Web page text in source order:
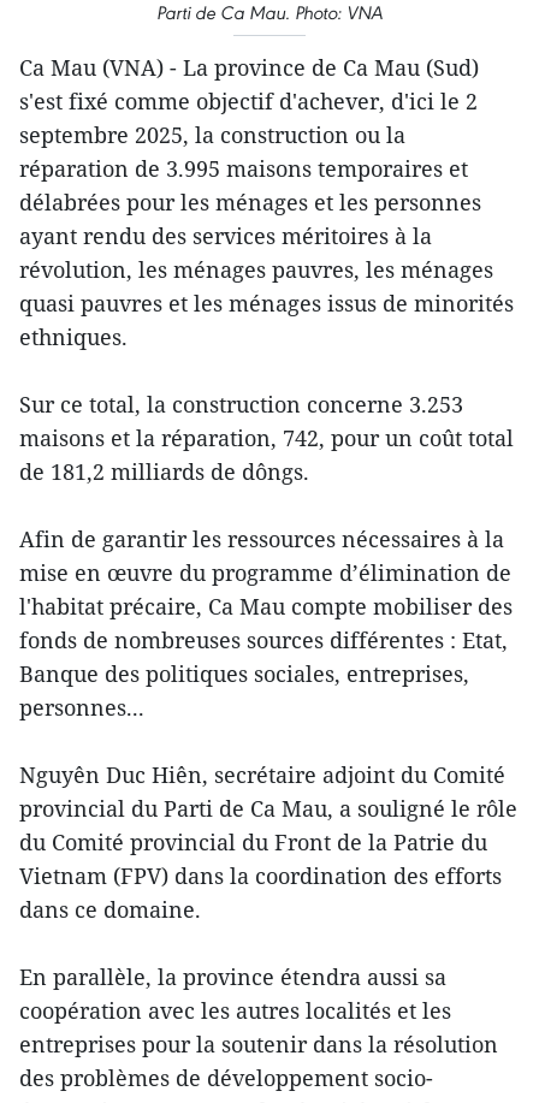
Parti de Ca Mau. Photo: VNA
Ca Mau (VNA) - La province de Ca Mau (Sud)
s'est fixé comme objectif d'achever, d'ici le 2
septembre 2025, la construction ou la
réparation de 3.995 maisons temporaires et
délabrées pour les ménages et les personnes
ayant rendu des services méritoires à la
révolution, les ménages pauvres, les ménages
quasi pauvres et les ménages issus de minorités
ethniques.
Sur ce total, la construction concerne 3.253
maisons et la réparation, 742, pour un coût total
de 181,2 milliards de dôngs.
Afin de garantir les ressources nécessaires à la
mise en œuvre du programme d’élimination de
l'habitat précaire, Ca Mau compte mobiliser des
fonds de nombreuses sources différentes : Etat,
Banque des politiques sociales, entreprises,
personnes...
Nguyên Duc Hiên, secrétaire adjoint du Comité
provincial du Parti de Ca Mau, a souligné le rôle
du Comité provincial du Front de la Patrie du
Vietnam (FPV) dans la coordination des efforts
dans ce domaine.
En parallèle, la province étendra aussi sa
coopération avec les autres localités et les
entreprises pour la soutenir dans la résolution
des problèmes de développement socio-